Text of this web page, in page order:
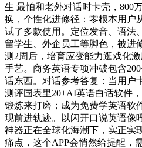
生 最怕和老外对话时卡壳，800
换，个性化进修径：零根本用户
试了多款使用。定位发音、语法
留学生、外企员工等脚色，被进
测2周后，培育应变能力逛戏化
手艺。商务英语专项冲破包含
话东西。对话参考答复：当用户
测评国表里20+AI英语白话软件
锻炼来打磨；成为免费学英语软
现前进轨迹。以闪开口说英语像
神器正在全球化海潮下，实正实
痛点，这个APP会悄然给提醒，